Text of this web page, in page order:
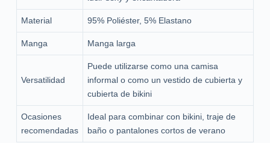
Material 95% Poliéster, 5% Elastano
Manga Manga larga
Versatilidad
Puede utilizarse como una camisa
informal o como un vestido de cubierta y
cubierta de bikini
Ocasiones
recomendadas
Ideal para combinar con bikini, traje de
baño o pantalones cortos de verano